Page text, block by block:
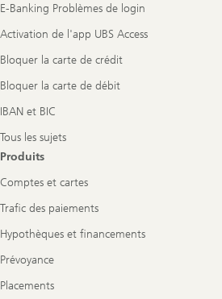
E-Banking Problèmes de login
Activation de l'app UBS Access
Bloquer la carte de crédit
Bloquer la carte de débit
IBAN et BIC
Tous les sujets
Produits
Comptes et cartes
Trafic des paiements
Hypothèques et financements
Prévoyance
Placements